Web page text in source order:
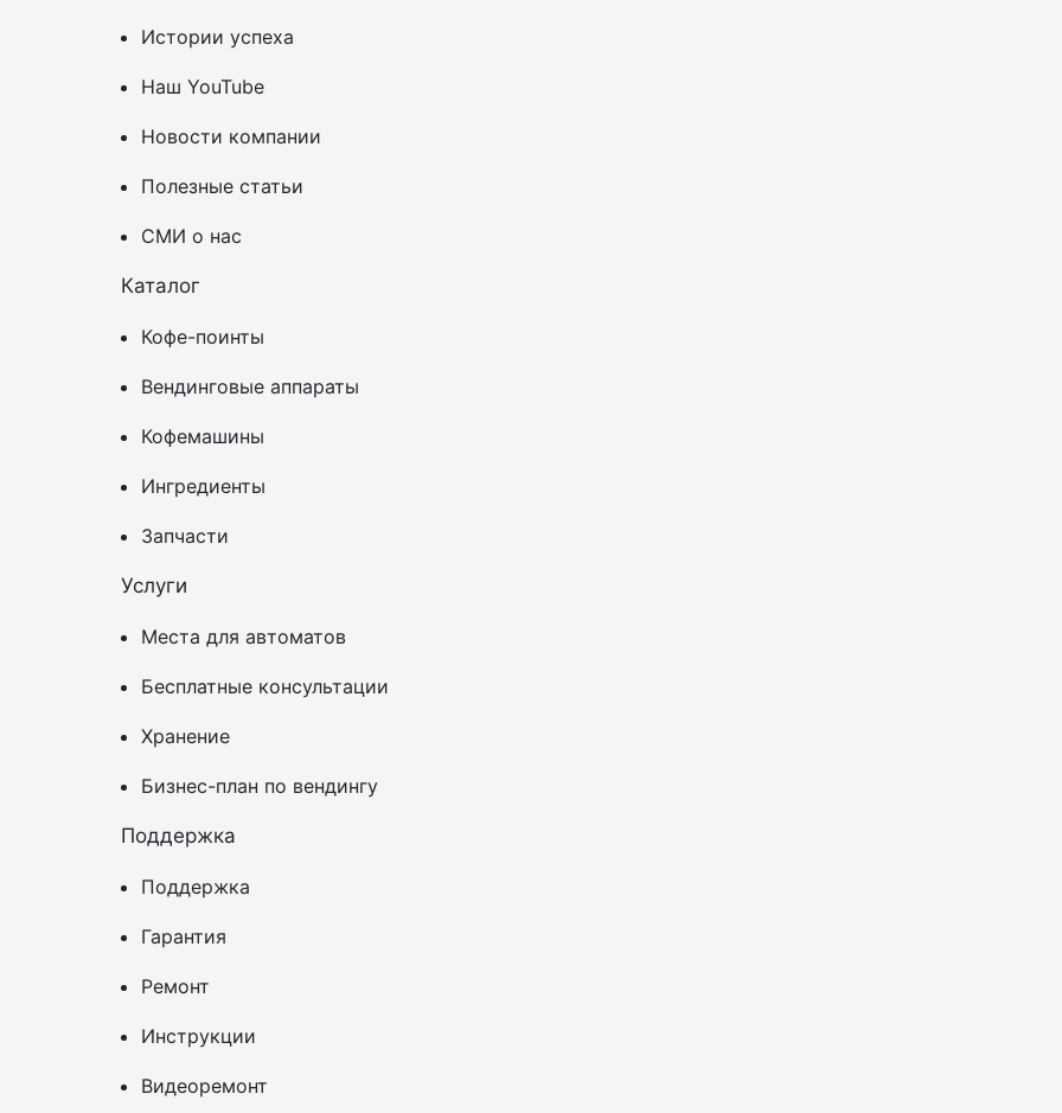
Истории успеха
Наш YouTube
Новости компании
Полезные статьи
СМИ о нас
Каталог
Кофе-поинты
Вендинговые аппараты
Кофемашины
Ингредиенты
Запчасти
Услуги
Места для автоматов
Бесплатные консультации
Хранение
Бизнес-план по вендингу
Поддержка
Поддержка
Гарантия
Ремонт
Инструкции
Видеоремонт